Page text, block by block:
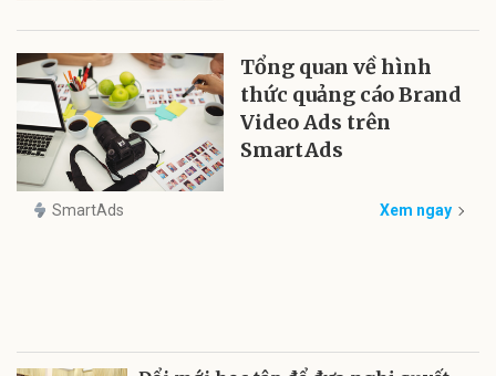
Tổng quan về hình
thức quảng cáo Brand
Video Ads trên
SmartAds
SmartAds Xem ngay